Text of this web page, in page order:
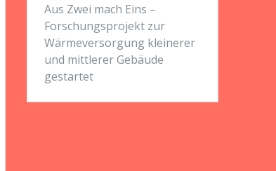
Aus Zwei mach Eins –
Forschungsprojekt zur
Wärmeversorgung kleinerer
und mittlerer Gebäude
gestartet